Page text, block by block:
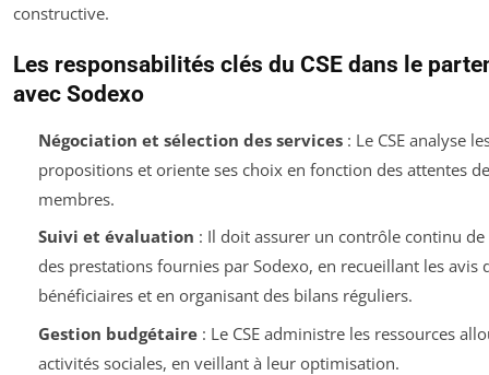
constructive.
Les responsabilités clés du CSE dans le
avec Sodexo
Négociation et sélection des services: Le CSE analyse
propositions et oriente ses choix en fonction des attentes
membres.
Suivi et évaluation : Il doit assurer un contrôle continu
des prestations fournies par Sodexo, en recueillant les avis
bénéficiaires et en organisant des bilans réguliers.
Gestion budgétaire: Le CSE administre les ressources
activités sociales, en veillant à leur optimisation.